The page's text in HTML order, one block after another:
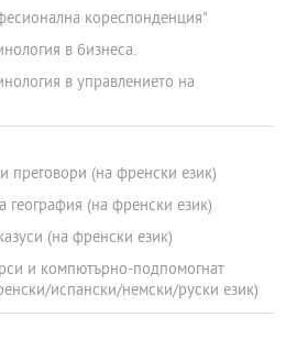
кореспонденция"
в бизнеса.
в управлението на
преговори (на френски език)
(на френски език)
(на френски език)
и компютърно-подпомогнат
испански/немски/руски език)